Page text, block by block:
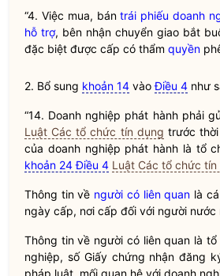
“4. Việc mua, bántrái phiếu doanh
hỗ trợ, bên nhận chuyển giao bắt
đặc biệt được cấp có thẩm quyền
2. Bổ sung khoản 14 vàoĐiều 4 như
“14. Doanh nghiệp phát hành phải
Luật Các tổ chức tín dụng trước
của doanh nghiệp phát hành là tổ
khoản 24 Điều 4 Luật Các tổ chức tín
Thông tin về người có liên quan là
ngày cấp, nơi cấp đối với người
Thông tin về người có liên quan là tổ
nghiệp, số Giấy chứng nhận đăng
pháp luật, mối quan hệ với doanh